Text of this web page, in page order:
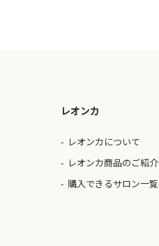
レオンカ
レオンカについて
レオンカ商品のご紹介
購入できるサロン一覧